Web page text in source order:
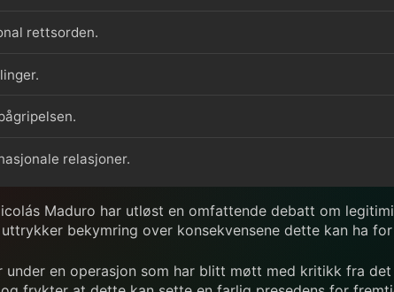
rettsorden.
relasjoner.
Maduro har utløst en omfattende debatt om
bekymring over konsekvensene dette kan ha
en operasjon som har blitt møtt med kritikk fra